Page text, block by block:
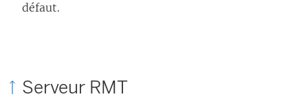
défaut.
Serveur RMT